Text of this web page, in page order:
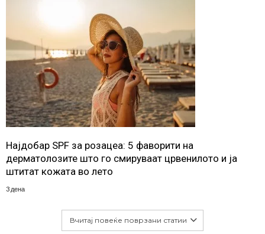
Најдобар SPF за розацеа: 5 фаворити на
дерматолозите што го смируваат црвенилото и ја
штитат кожата во лето
3 дена
Вчитај повеќе поврзани статии